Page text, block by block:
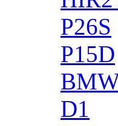
P26S
P15D
D1